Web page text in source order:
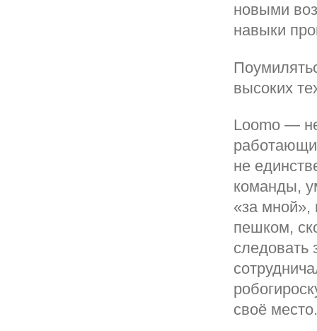
новыми
навыки
высоких
Loomo —
не
команды,
«за мной»,
пешком,
следовать
своё место.